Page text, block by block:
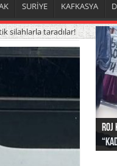
SURİYE KAFKASYA
silahlarla taradılar!
Roj